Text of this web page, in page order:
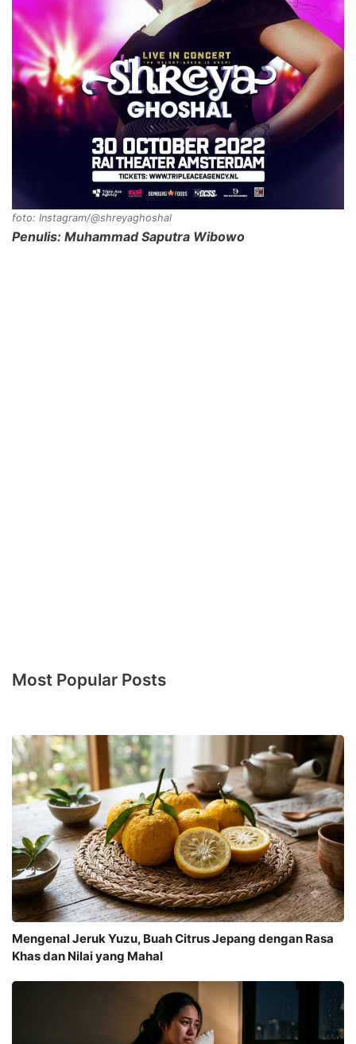
foto: Instagram/@shreyaghoshal
Penulis: Muhammad Saputra Wibowo
Most Popular Posts
Mengenal Jeruk Yuzu, Buah Citrus Jepang dengan Rasa
Khas dan Nilai yang Mahal